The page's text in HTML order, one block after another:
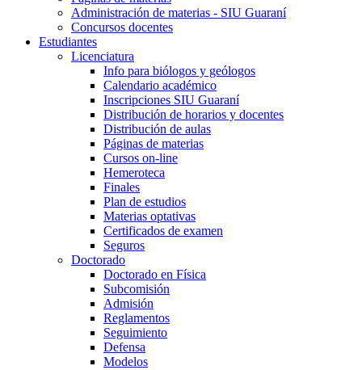
Administración de materias - SIU Guaraní
Concursos docentes
Estudiantes
Licenciatura
Info para biólogos y geólogos
Calendario académico
Inscripciones SIU Guaraní
Distribución de horarios y docentes
Distribución de aulas
Páginas de materias
Cursos on-line
Hemeroteca
Finales
Plan de estudios
Materias optativas
Certificados de examen
Seguros
Doctorado
Doctorado en Física
Subcomisión
Admisión
Reglamentos
Seguimiento
Defensa
Modelos